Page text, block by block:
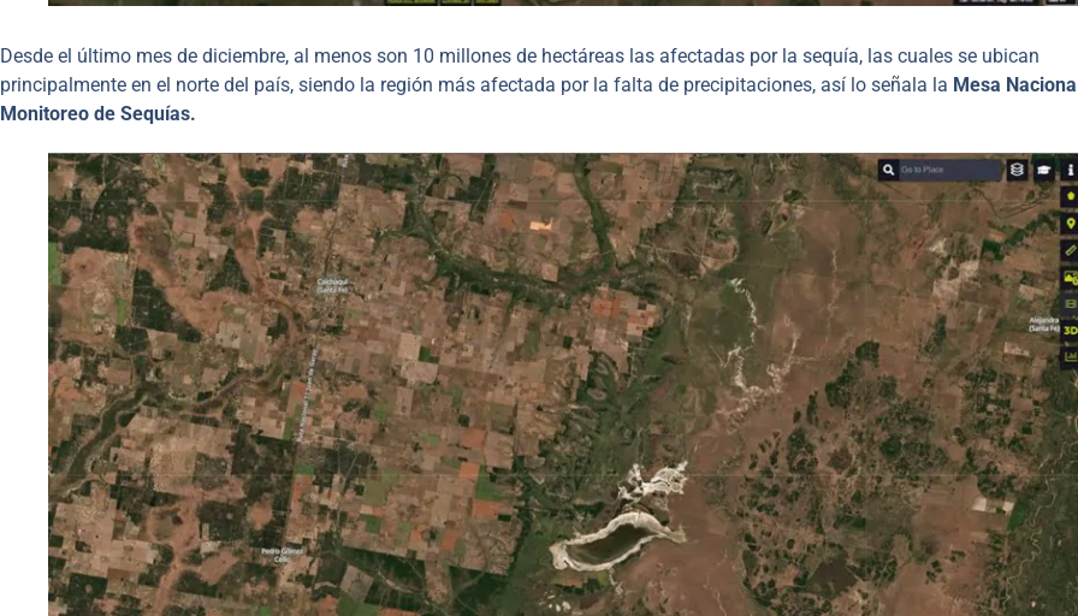
Desde el último mes de diciembre, al menos son 10 millones de hectáreas las afectadas por la sequía, las cuales se ubican
principalmente en el norte del país, siendo la región más afectada por la falta de precipitaciones, así lo señala la Mesa
Monitoreo de Sequías.